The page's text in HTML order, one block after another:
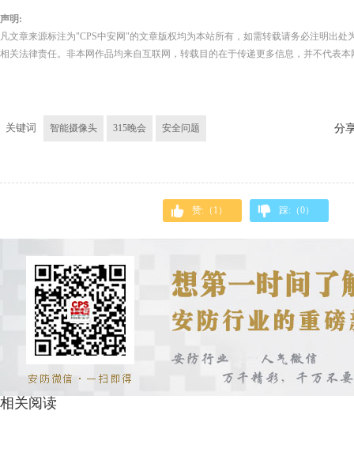
声明:
凡文章来源标注为"CPS中安网"的文章版权均为本站所有，如需转载请务必注明出处
相关法律责任。非本网作品均来自互联网，转载目的在于传递更多信息，并不代表
关键词 智能摄像头 315晚会 安全问题 分
赞:（ 1 ） 踩:（0）
相关阅读